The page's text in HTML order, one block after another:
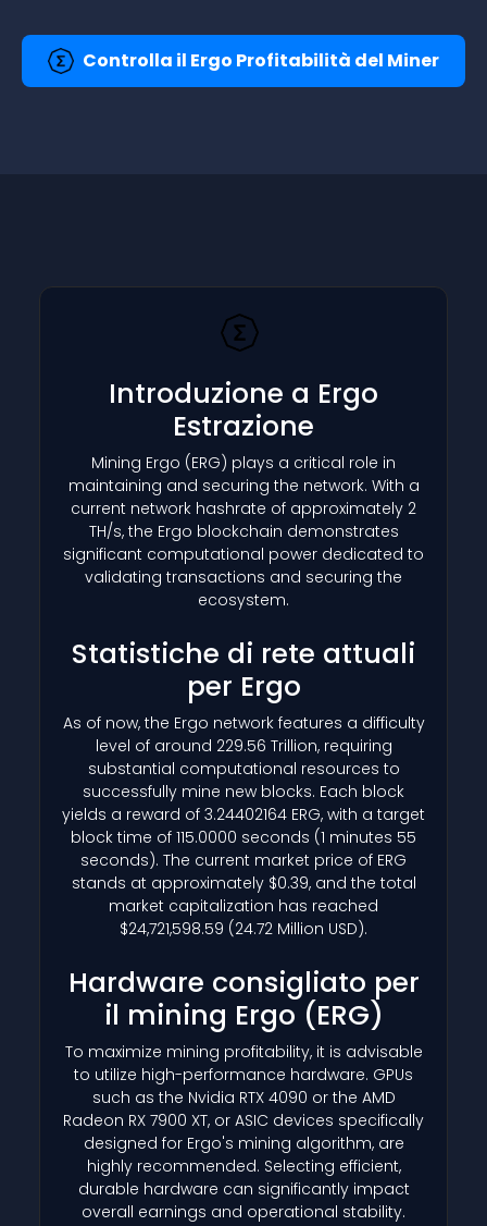
Controlla il Ergo Profitabilità del Miner
Introduzione a Ergo
Estrazione
Mining Ergo (ERG) plays a critical role in
maintaining and securing the network. With a
current network hashrate of approximately 2
TH/s, the Ergo blockchain demonstrates
significant computational power dedicated to
validating transactions and securing the
ecosystem.
Statistiche di rete attuali
per Ergo
As of now, the Ergo network features a difficulty
level of around 229.56 Trillion, requiring
substantial computational resources to
successfully mine new blocks. Each block
yields a reward of 3.24402164 ERG, with a target
block time of 115.0000 seconds (1 minutes 55
seconds). The current market price of ERG
stands at approximately $0.39, and the total
market capitalization has reached
$24,721,598.59 (24.72 Million USD).
Hardware consigliato per
il mining Ergo (ERG)
To maximize mining profitability, it is advisable
to utilize high-performance hardware. GPUs
such as the Nvidia RTX 4090 or the AMD
Radeon RX 7900 XT, or ASIC devices specifically
designed for Ergo's mining algorithm, are
highly recommended. Selecting efficient,
durable hardware can significantly impact
overall earnings and operational stability.